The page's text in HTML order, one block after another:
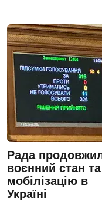
Рада
воєнний стан та
мобілізацію в
Україні